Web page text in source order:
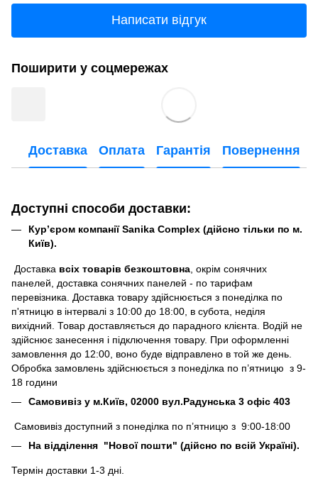
Написати відгук
Поширити у соцмережах
Доставка Оплата Гарантія Повернення
Доступні способи доставки:
Кур’єром компанії Sanika Complex (дійсно тільки по м.
Київ).
Доставка всіх товарів безкоштовна , окрім сонячних
панелей, доставка сонячних панелей - по тарифам
перевізника. Доставка товару здійснюється з понеділка по
п'ятницю в інтервалі з 10:00 до 18:00, в субота, неділя
вихідний. Товар доставляється до парадного клієнта. Водій не
здійснює занесення і підключення товару. При оформленні
замовлення до 12:00, воно буде відправлено в той же день.
Обробка замовлень здійснюється з понеділка по п’ятницю з 9-
18 години
Самовивіз у м.Київ, 02000 вул.Радунська 3 офіс 403
Самовивіз доступний з понеділка по п’ятницю з 9:00-18:00
На відділення "Нової пошти" (дійсно по всій Україні).
Термін доставки 1-3 дні.